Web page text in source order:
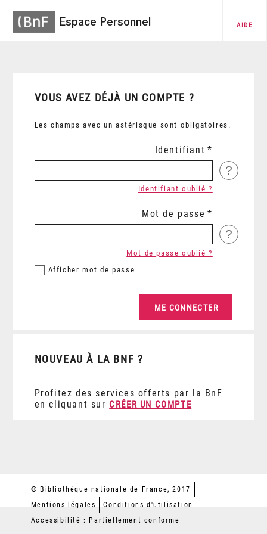
Espace Personnel AIDE
VOUS AVEZ DÉJÀ UN COMPTE ?
Les champs avec un astérisque sont obligatoires.
Identifiant
?
Identifiant oublié ?
Mot de passe
?
Afficher mot de passe
Mot de passe oublié ?
NOUVEAU À LA BNF ?
Profitez des services offerts par la BnF
en cliquant sur CRÉER UN COMPTE
© Bibliothèque nationale de France, 2017
Mentions légales
Conditions d'utilisation
Accessibilité : Partiellement conforme